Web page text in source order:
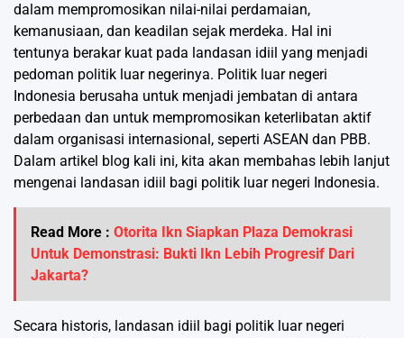
dalam mempromosikan nilai-nilai perdamaian,
kemanusiaan, dan keadilan sejak merdeka. Hal ini
tentunya berakar kuat pada landasan idiil yang menjadi
pedoman politik luar negerinya. Politik luar negeri
Indonesia berusaha untuk menjadi jembatan di antara
perbedaan dan untuk mempromosikan keterlibatan aktif
dalam organisasi internasional, seperti ASEAN dan PBB.
Dalam artikel blog kali ini, kita akan membahas lebih lanjut
mengenai landasan idiil bagi politik luar negeri Indonesia.
Read More : Otorita Ikn Siapkan Plaza Demokrasi
Untuk Demonstrasi: Bukti Ikn Lebih Progresif Dari
Jakarta?
Secara historis, landasan idiil bagi politik luar negeri